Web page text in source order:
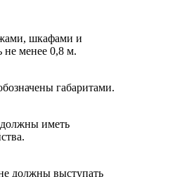
шкафами и
менее 0,8 м.
габаритами.
должны иметь
должны выступать